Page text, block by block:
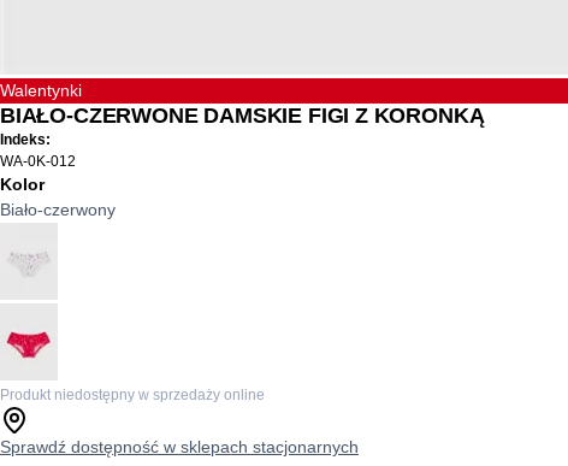
Walentynki
BIAŁO-CZERWONE DAMSKIE FIGI Z KORONKĄ
Indeks:
WA-0K-012
Kolor
Biało-czerwony
Produkt niedostępny w sprzedaży online
Sprawdź dostępność w sklepach stacjonarnych